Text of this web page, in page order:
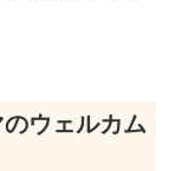
ウェルカム